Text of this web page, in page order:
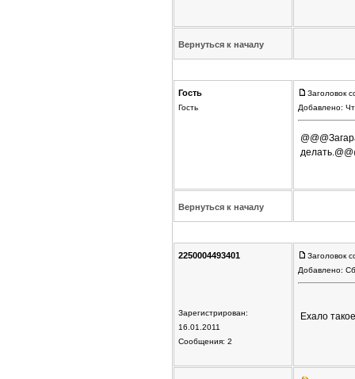
Вернуться к началу
Гость
Гость
Заголовок
Добавлено:
Вернуться к началу
2250004493401
Зарегистрирован:
16.01.2011
Сообщения: 2
Заголовок
Добавлено:
Ехало